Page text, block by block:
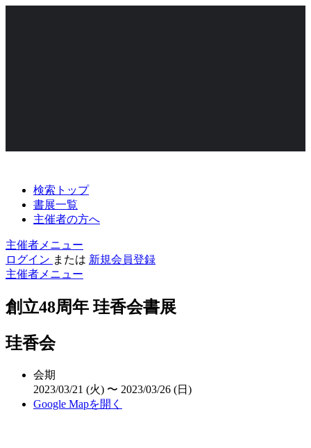
検索トップ
書展一覧
主催者の方へ
主催者メニュー
ログイン または 新規会員登録
主催者メニュー
創立48周年 珪香会書展
珪香会
会期
2023/03/21 (火) 〜 2023/03/26 (日)
Google Mapを開く